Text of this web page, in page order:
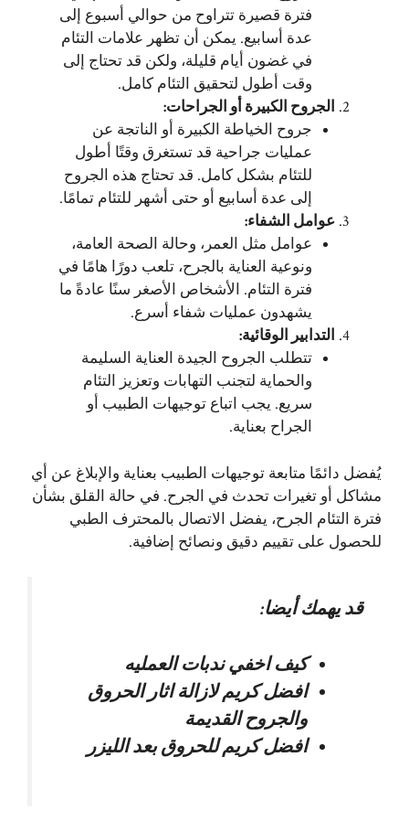
فترة قصيرة تتراوح من حوالي أسبوع إلى
عدة أسابيع. يمكن أن تظهر علامات التئام
في غضون أيام قليلة، ولكن قد تحتاج إلى
وقت أطول لتحقيق التئام كامل.
الجروح الكبيرة أو الجراحات:
جروح الخياطة الكبيرة أو الناتجة عن
عمليات جراحية قد تستغرق وقتًا أطول
للتئام بشكل كامل. قد تحتاج هذه الجروح
إلى عدة أسابيع أو حتى أشهر للتئام تمامًا.
عوامل الشفاء:
عوامل مثل العمر، وحالة الصحة العامة،
ونوعية العناية بالجرح، تلعب دورًا هامًا في
فترة التئام. الأشخاص الأصغر سنًا عادةً ما
يشهدون عمليات شفاء أسرع.
التدابير الوقائية:
تتطلب الجروح الجيدة العناية السليمة
والحماية لتجنب التهابات وتعزيز التئام
سريع. يجب اتباع توجيهات الطبيب أو
الجراح بعناية.
يُفضل دائمًا متابعة توجيهات الطبيب بعناية والإبلاغ عن أي
مشاكل أو تغيرات تحدث في الجرح. في حالة القلق بشأن
فترة التئام الجرح، يفضل الاتصال بالمحترف الطبي
للحصول على تقييم دقيق ونصائح إضافية.
قد يهمك أيضا:
كيف اخفي ندبات العمليه
افضل كريم لازالة اثار الحروق
والجروح القديمة
افضل كريم للحروق بعد الليزر